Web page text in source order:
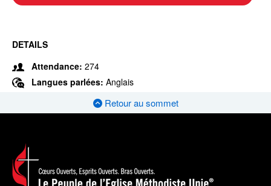
DETAILS
Attendance: 274
Langues parlées: Anglais
Retour au sommet